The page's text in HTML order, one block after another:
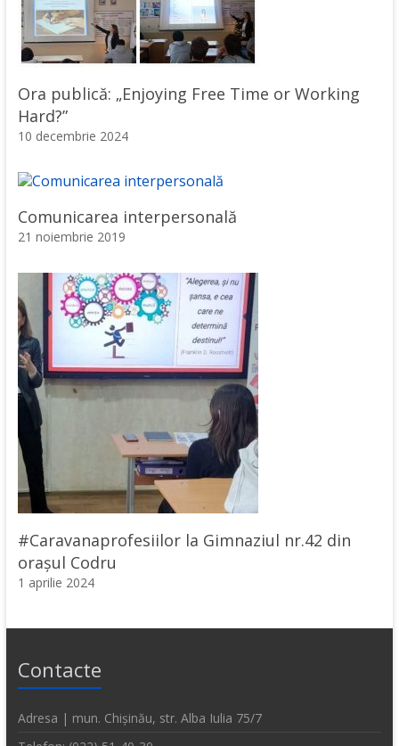
Ora publică: „Enjoying Free Time or Working
Hard?”
10 decembrie 2024
Comunicarea interpersonală
21 noiembrie 2019
#Caravanaprofesiilor la Gimnaziul nr.42 din
orașul Codru
1 aprilie 2024
Contacte
Adresa | mun. Chișinău, str. Alba Iulia 75/7